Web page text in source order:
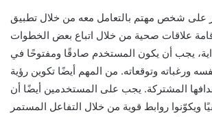
على شخص مهتم بالتعامل معه من خلال تطبيق
علاقات صحية من خلال اتباع بعض الخطوات
يجب أن يكون المستخدم صادقًا ومفتوحًا في
ورغباته وتوقعاته. من المهم أيضًا تكوين رؤية
المشتركة. يجب على المستخدمين أيضًا أن
ويكوّنوا روابط قوية من خلال التفاعل المستمر